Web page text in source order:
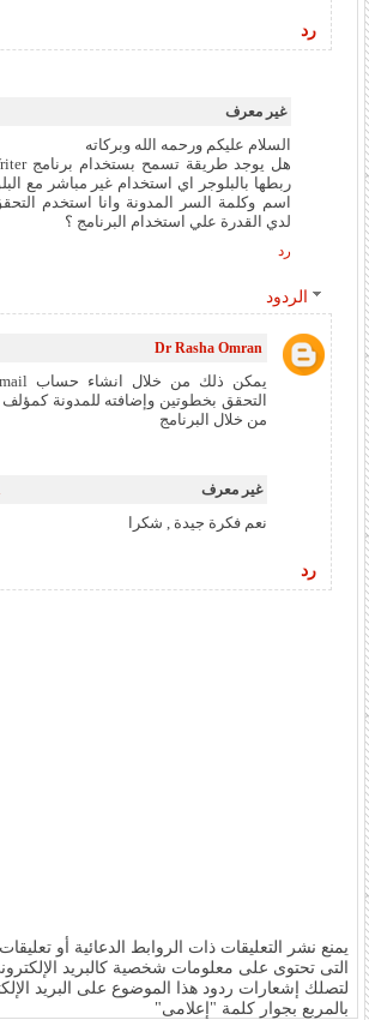
رد
غير معرف
السلام عليكم ورحمه الله وبركاته
ربطها بالبلوجر اي استخدام غير مباشر مع
اسم وكلمة السر المدونة وانا استخدم
لدي القدرة علي استخدام البرنامج ؟
رد
الردود
Dr Rasha Omran
التحقق بخطوتين وإضافته للمدونة كمؤلف
من خلال البرنامج
غير معرف
نعم فكرة جيدة , شكرا
رد
يمنع نشر التعليقات ذات الروابط الدعائية أو
التى تحتوى على معلومات شخصية كالبريد
لتصلك إشعارات ردود هذا الموضوع على البريد
بالمربع بجوار كلمة "إعلامى"